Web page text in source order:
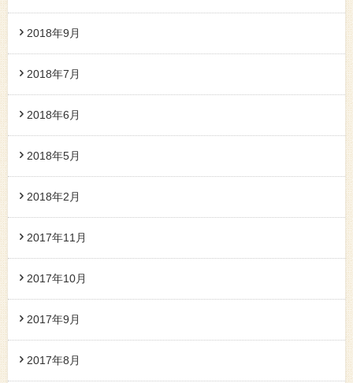
2018年9月
2018年7月
2018年6月
2018年5月
2018年2月
2017年11月
2017年10月
2017年9月
2017年8月